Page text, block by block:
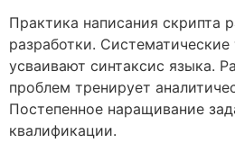
Практика написания скрипта
разработки.
усваивают синтаксис языка.
проблем тренирует
Постепенное наращивание
квалификации.